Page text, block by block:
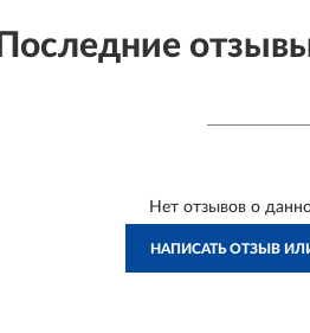
Последние
Нет отзывов о
НАПИСАТЬ ОТЗЫВ